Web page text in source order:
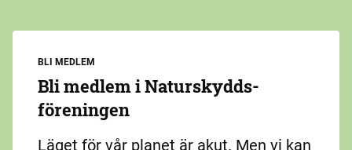
BLI MEDLEM
Bli medlem i Naturskydds­
föreningen
Läget för vår planet är akut. Men vi kan